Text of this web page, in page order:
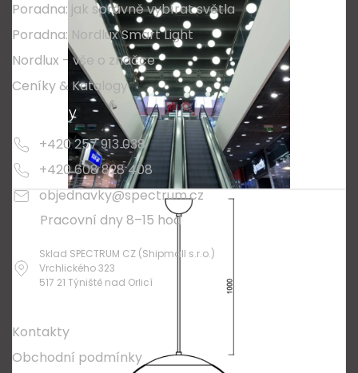
Poradna: jak správně vybírat světla
Poradna: Nordlux Smart Light
Nordlux - vše o značce
Ceníky & Katalogy
Kontakty
+420 257 913 038
+420 608 828 408
objednavky@spectrum.cz
Pracovní dny 8–15 hod
Sklad SPECTRUM CZ (Shipmall s.r.o.)
Vrchlického 323
517 21 Týniště nad Orlicí
Kontakty
Obchodní podmínky